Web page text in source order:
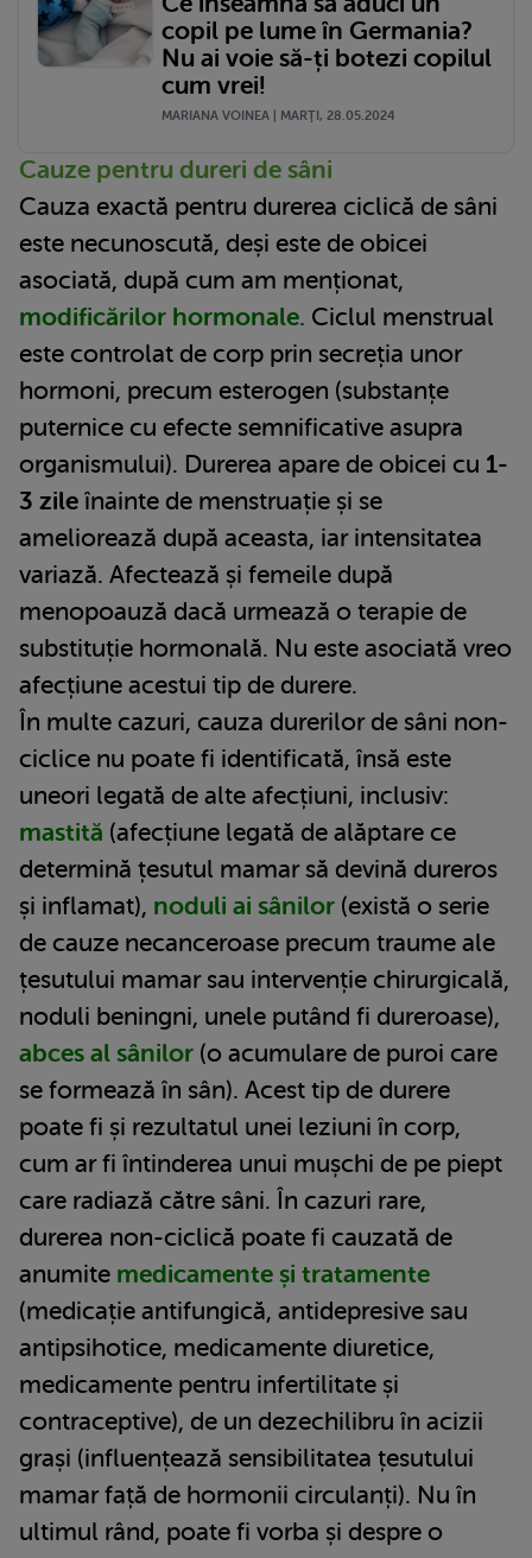
copil pe lume în Germania?
Nu ai voie să-ți botezi copilul
cum vrei!
MARIANA VOINEA | MARŢI, 28.05.2024
Cauze pentru dureri de sâni
Cauza exactă pentru durerea ciclică de sâni
este necunoscută, deși este de obicei
asociată, după cum am menționat,
modificărilor hormonale. Ciclul menstrual
este controlat de corp prin secreția unor
hormoni, precum esterogen (substanțe
puternice cu efecte semnificative asupra
organismului). Durerea apare de obicei cu 1-
3 zile înainte de menstruație și se
ameliorează după aceasta, iar intensitatea
variază. Afectează și femeile după
menopoauză dacă urmează o terapie de
substituție hormonală. Nu este asociată vreo
afecțiune acestui tip de durere.
În multe cazuri, cauza durerilor de sâni non-
ciclice nu poate fi identificată, însă este
uneori legată de alte afecțiuni, inclusiv:
mastită (afecțiune legată de alăptare ce
determină țesutul mamar să devină dureros
și inflamat), noduli ai sânilor (există o serie
de cauze necanceroase precum traume ale
țesutului mamar sau intervenție chirurgicală,
noduli beningni, unele putând fi dureroase),
abces al sânilor (o acumulare de puroi care
se formează în sân). Acest tip de durere
poate fi și rezultatul unei leziuni în corp,
cum ar fi întinderea unui mușchi de pe piept
care radiază către sâni. În cazuri rare,
durerea non-ciclică poate fi cauzată de
anumite medicamente și tratamente
(medicație antifungică, antidepresive sau
antipsihotice, medicamente diuretice,
medicamente pentru infertilitate și
contraceptive), de un dezechilibru în acizii
grași (influențează sensibilitatea țesutului
mamar față de hormonii circulanți). Nu în
ultimul rând, poate fi vorba și despre o